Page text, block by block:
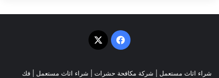
فيسبوك
‫X
شراء اثاث مستعمل شركة مكافحة حشرات شراء اثاث مستعمل
فك